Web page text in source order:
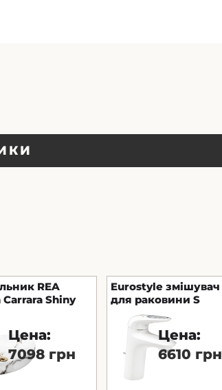
REA
Shiny
Цена:
7098 грн
Eurostyle змішувач
для раковини S
GROHE Німеччина
Цена:
6610 грн